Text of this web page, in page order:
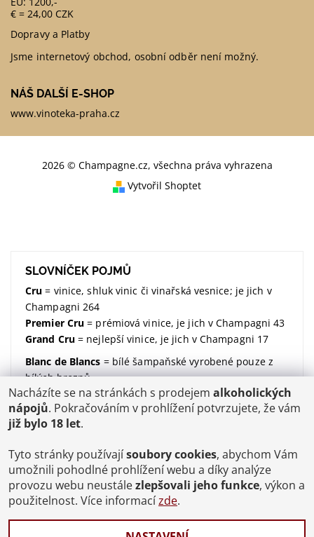
€ = 24,00 CZK
Dopravy a Platby
Jsme internetový obchod, osobní odběr není možný.
NÁŠ DALŠÍ E-SHOP
www.vinoteka-praha.cz
2026 © Champagne.cz, všechna práva vyhrazena
Vytvořil Shoptet
SLOVNÍČEK POJMŮ
Cru = vinice, shluk vinic či vinařská vesnice; je jich v
Champagni 264
Premier Cru = prémiová vinice, je jich v Champagni 43
Grand Cru= nejlepší vinice, je jich v Champagni 17
Blanc de Blancs = bílé šampaňské vyrobené pouze z
bílých hroznů
Blanc de Noirs= bílé šampaňské vyrobené pouze z
modrých hroznů
dosáž / dosage / dávkování
cukru (udávané v gramech na litr)
Brut= suchý; značí kolik dodaného cukru v sobě
šampaňské má; více zde
degorgement / disgorgement / degorzáž / odstřelení
/ odkalení= proces, kdy se šampaňské zbaví kvasinek
Nacházíte se na stránkách s prodejem alkoholických
nápojů. Pokračováním v prohlížení potvrzujete, že vám
již bylo 18 let.
Tyto stránky používajísoubory cookies, abychom Vám
umožnili pohodlné prohlížení webu a díky analýze
provozu webu neustálezlepšovali jeho funkce, výkon a
použitelnost. Více informacízde.